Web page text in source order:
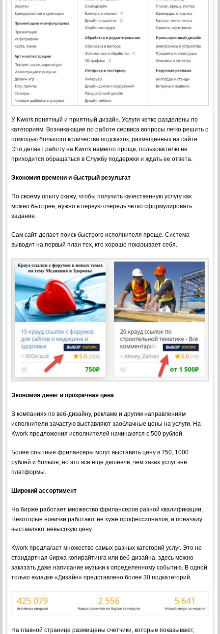
У Kwork понятный и приятный дизайн. Услуги четко разделены по
категориям. Возникающие по работе сервиса вопросы легко решить с
помощью большого количества подсказок, размещенных на сайте.
Это делает работу на Kwork намного проще, пользователю не
приходится обращаться в Службу поддержки и ждать ее ответа.
Экономия времени и быстрый результат
По своему опыту скажу, чтобы получить качественную услугу как
можно быстрее, нужно в первую очередь четко сформулировать
задание.
Сам сайт делает поиск быстрого исполнителя проще. Система
выводит на первый план тех, кто хорошо показывает себя.
Экономия денег и прозрачная цена
В компаниях по веб-дизайну, рекламе и другим направлениям
исполнители зачастую выставляют заоблачные цены на услуги. На
Kwork предложения исполнителей начинаются с 500 рублей.
Более опытные фрилансеры могут выставить цену в 750, 1000
рублей и больше, но это все еще дешевле, чем заказ услуг вне
платформы.
Широкий ассортимент
На бирже работает множество фрилансеров разной квалификации.
Некоторые новички работают не хуже профессионалов, и поначалу
выставляют невысокую цену.
Kwork предлагает множество самых разных категорий услуг. Это не
стандартная биржа копирайтинга или веб-дизайна, здесь можно
заказать даже написание музыки к определенному событию. В одной
только вкладке «Дизайн» представлено более 30 подкатегорий.
На главной странице размещены счетчики, которые показывают,